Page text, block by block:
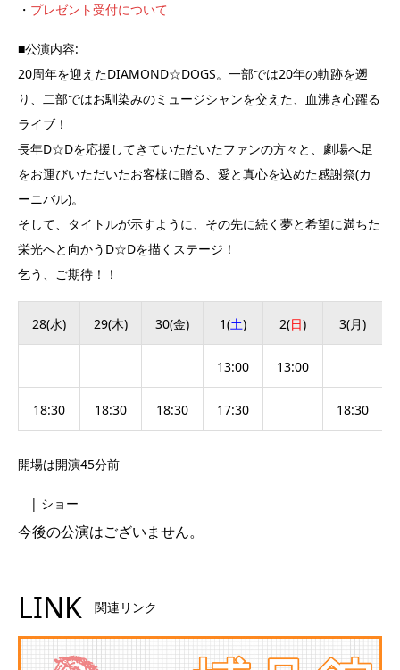
・ プレゼント受付について
■公演内容:
20周年を迎えたDIAMOND☆DOGS。一部では20年の軌跡を遡
り、二部ではお馴染みのミュージシャンを交えた、血沸き心躍る
ライブ！
長年D☆Dを応援してきていただいたファンの方々と、劇場へ足
をお運びいただいたお客様に贈る、愛と真心を込めた感謝祭(カ
ーニバル)。
そして、タイトルが示すように、その先に続く夢と希望に満ちた
栄光へと向かうD☆Dを描くステージ！
乞う、ご期待！！
28(水) 29(木) 30(金) 1(土) 2(日) 3(月)
13:00 13:00
18:30 18:30 18:30 17:30 18:30
開場は開演45分前
| ショー
今後の公演はございません。
LINK 関連リンク